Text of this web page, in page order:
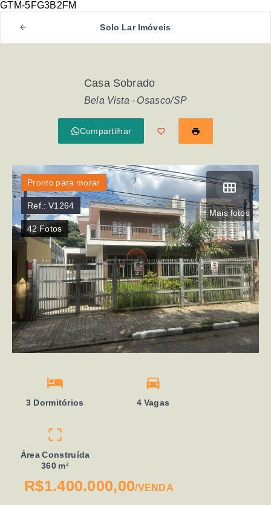
GTM-5FG3B2FM
Solo Lar Imóveis
Casa Sobrado
Bela Vista - Osasco/SP
Compartilhar
Mais fotos
Pronto para morar
Ref.:V1264
42 Fotos
3 Dormitórios 4 Vagas
Área Construída
360 m²
R$1.400.000,00/VENDA